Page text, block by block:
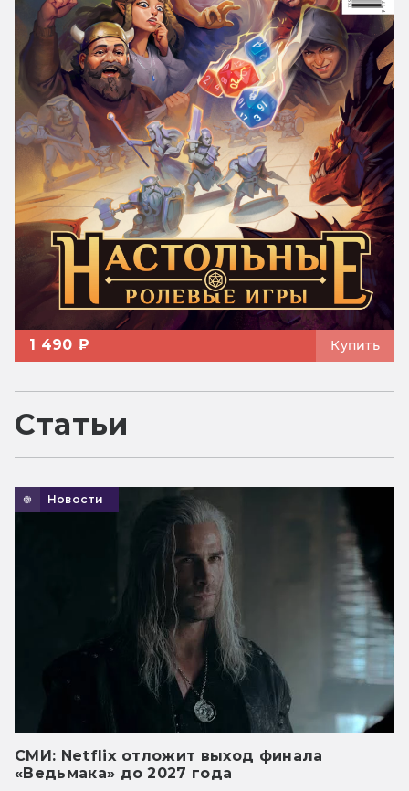
1 490 ₽ Купить
Статьи
Новости
СМИ: Netflix отложит выход финала
«Ведьмака» до 2027 года